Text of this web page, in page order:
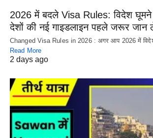
2026 में बदले Visa Rules: विदेश
देशों की नई गाइडलाइन पहले जरूर जान
Changed Visa Rules in 2026 : अगर आप 2026 में
Read More
2 days ago